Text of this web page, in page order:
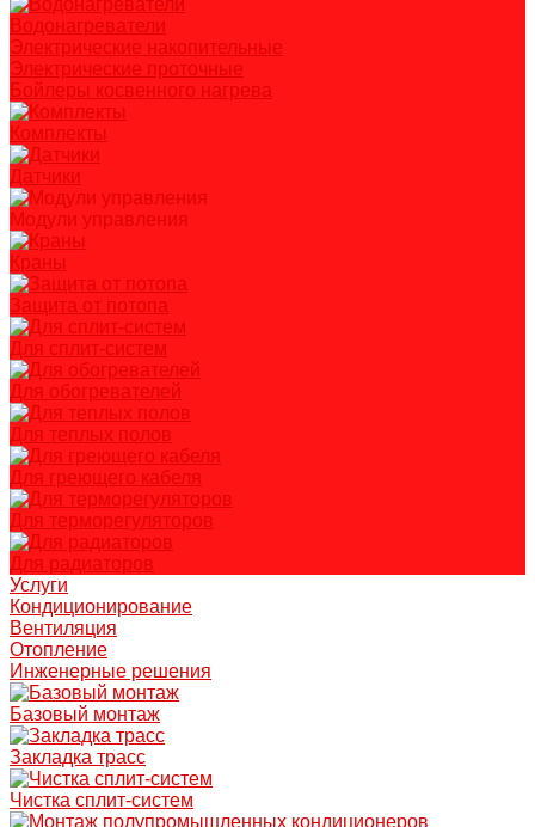
Водонагреватели
Электрические накопительные
Электрические проточные
Бойлеры косвенного нагрева
Комплекты
Датчики
Модули управления
Краны
Защита от потопа
Для сплит-систем
Для обогревателей
Для теплых полов
Для греющего кабеля
Для терморегуляторов
Для радиаторов
Услуги
Кондиционирование
Вентиляция
Отопление
Инженерные решения
Базовый монтаж
Закладка трасс
Чистка сплит-систем